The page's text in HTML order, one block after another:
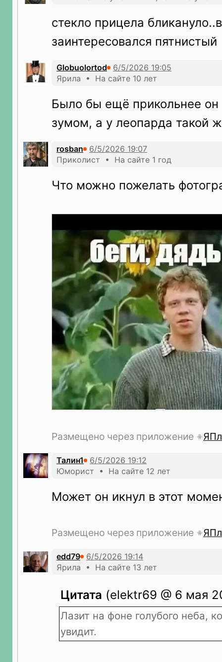
стекло прицела
заинтересовался пятнистый
Globuolortod
Ярила • На сайте 10 лет
Было бы ещё прикольнее
зумом, а у леопарда такой
rosban
Приколист • На сайте 1 год
Что можно пожелать
Размещено через приложение
Талин1
Юморист • На сайте 12 лет
Может он икнул в этот
Размещено через приложение
edd79
Ярила • На сайте 13 лет
Цитата (elektr69 @ 6 мая
Лазит на фоне голубого неба,
увидит.